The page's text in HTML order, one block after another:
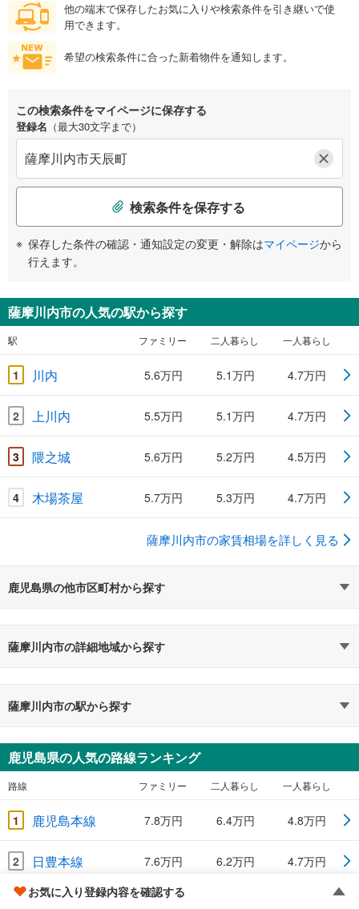
他の端末で保存したお気に入りや検索条件を引き継いで使
用できます。
希望の検索条件に合った新着物件を通知します。
この検索条件をマイページに保存する
登録名 （最大30文字まで）
検索条件を保存する
保存した条件の確認・通知設定の変更・解除はマイページから
行えます。
お気に入り登録内容を確認する
薩摩川内市の人気の駅から探す
駅 ファミリー 二人暮らし 一人暮らし
1 川内 5.6万円 5.1万円 4.7万円
2 上川内 5.5万円 5.1万円 4.7万円
3 隈之城 5.6万円 5.2万円 4.5万円
4 木場茶屋 5.7万円 5.3万円 4.7万円
薩摩川内市の家賃相場を詳しく見る
鹿児島県の他市区町村から探す
薩摩川内市の詳細地域から探す
薩摩川内市の駅から探す
鹿児島県の人気の路線ランキング
路線 ファミリー 二人暮らし 一人暮らし
1 鹿児島本線 7.8万円 6.4万円 4.8万円
2 日豊本線 7.6万円 6.2万円 4.7万円
九州新幹線 8万円